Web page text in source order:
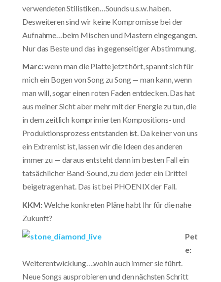
verwendeten Stilistiken…Sounds u.s.w. haben.
Desweiteren sind wir keine Kompromisse bei der
Aufnahme…beim Mischen und Mastern eingegangen.
Nur das Beste und das in gegenseitiger Abstimmung.
Marc:wenn man die Platte jetzt hört, spannt sich für
mich ein Bogen von Song zu Song — man kann, wenn
man will, sogar einen roten Faden entdecken. Das hat
aus meiner Sicht aber mehr mit der Energie zu tun, die
in dem zeitlich komprimierten Kompositions- und
Produktionsprozess entstanden ist. Da keiner von uns
ein Extremist ist, lassen wir die Ideen des anderen
immer zu — daraus entsteht dann im besten Fall ein
tatsächlicher Band-Sound, zu dem jeder ein Drittel
beigetragen hat. Das ist bei PHOENIX der Fall.
KKM:Welche konkreten Pläne habt Ihr für die nahe
Zukunft?
Pet
e:
Weiterentwicklung….wohin auch immer sie führt.
Neue Songs ausprobieren und den nächsten Schritt